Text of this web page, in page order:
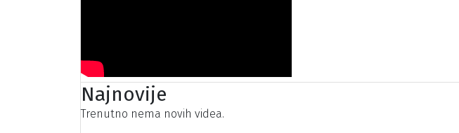
Najnovije
Trenutno nema novih videa.